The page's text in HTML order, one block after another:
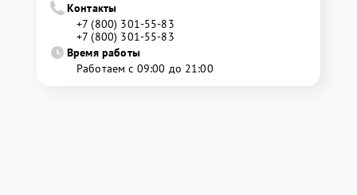
Контакты
+7 (800) 301-55-83
+7 (800) 301-55-83
Время работы
Работаем с 09:00 до 21:00